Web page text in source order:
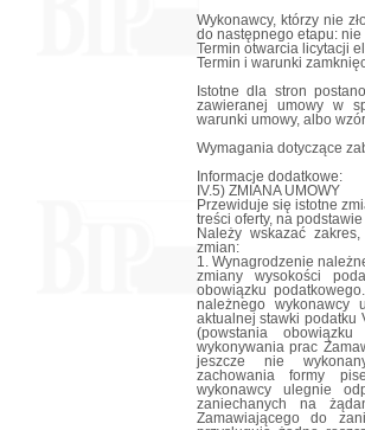
Wykonawcy, którzy nie
do następnego etapu: nie
Termin otwarcia licytacji
Termin i warunki
Istotne dla stron
zawieranej umowy w
warunki umowy, albo
Wymagania dotyczące
Informacje dodatkowe:
IV.5) ZMIANA UMOWY
Przewiduje się istotne
treści oferty, na
Należy wskazać
zmian:
1. Wynagrodzenie
zmiany wysokości
obowiązku
należnego wykonawcy
aktualnej stawki podatku
(powstania
wykonywania prac
jeszcze nie
zachowania formy
wykonawcy ulegnie
zaniechanych na
Zamawiającego do